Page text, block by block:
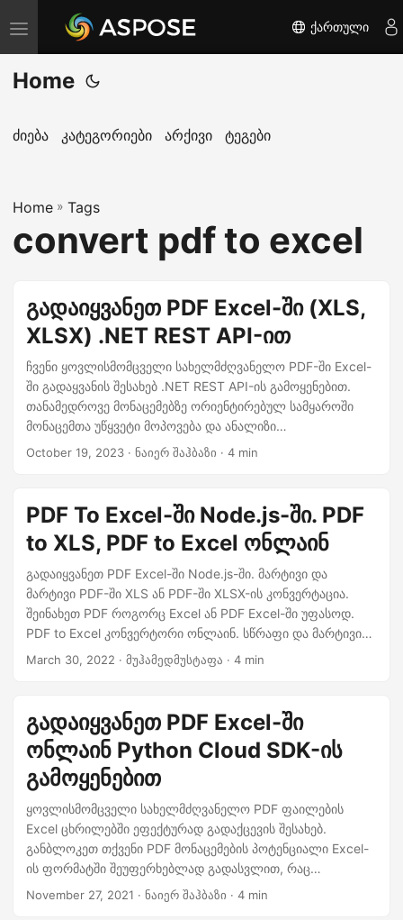
T
o
g
l
a
v
i
o
n
ქართული
Home
ძიება კატეგორიები არქივი ტეგები
Home » Tags
convert pdf to excel
გადაიყვანეთ PDF Excel-ში (XLS,
XLSX) .NET REST API-ით
ჩვენი ყოვლისმომცველი სახელმძღვანელო PDF-ში Excel-
ში გადაყვანის შესახებ .NET REST API-ის გამოყენებით.
თანამედროვე მონაცემებზე ორიენტირებულ სამყაროში
მონაცემთა უწყვეტი მოპოვება და ანალიზი
უმნიშვნელოვანესია. „PDF-ის XLS-ად გადაქცევის“
გარეთ.
October 19, 2023 · ნაიერ შაჰბაზი · 4 min
PDF To Excel-ში Node.js-ში. PDF
to XLS, PDF to Excel ონლაინ
გადაიყვანეთ PDF Excel-ში Node.js-ში. მარტივი და
მარტივი PDF-ში XLS ან PDF-ში XLSX-ის კონვერტაცია.
შეინახეთ PDF როგორც Excel ან PDF Excel-ში უფასოდ.
PDF to Excel კონვერტორი ონლაინ. სწრაფი და მარტივი
pdf2excel კონვერტაცია ან ექსპორტი PDF Excel-ში
March 30, 2022 · მუჰამედმუსტაფა · 4 min
გადაიყვანეთ PDF Excel-ში
ონლაინ Python Cloud SDK-ის
გამოყენებით
ყოვლისმომცველი სახელმძღვანელო PDF ფაილების
Excel ცხრილებში ეფექტურად გადაქცევის შესახებ.
განბლოკეთ თქვენი PDF მონაცემების პოტენციალი Excel-
ის ფორმატში შეუფერხებლად გადასვლით, რაც
საშუალებას გაძლევთ მარტივად გაანალიზოთ,
November 27, 2021 · ნაიერ შაჰბაზი · 4 min